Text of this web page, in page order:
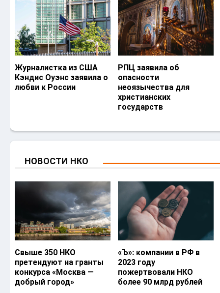
Журналистка из США
Кэндис Оуэнс заявила о
любви к России
РПЦ заявила об
опасности
неоязычества для
христианских
государств
НОВОСТИ НКО
Свыше 350 НКО
претендуют на гранты
конкурса «Москва —
добрый город»
«Ъ‎»: компании в РФ в
2023 году
пожертвовали НКО
более 90 млрд рублей